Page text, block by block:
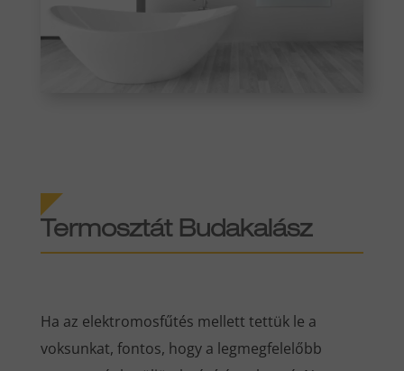
Termosztát Budakalász
Ha az elektromosfűtés mellett tettük le a
voksunkat, fontos, hogy a legmegfelelőbb